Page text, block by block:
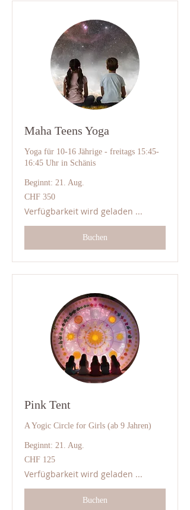
Maha Teens Yoga
Yoga für 10-16 Jährige - freitags 15:45-
16:45 Uhr in Schänis
Beginnt: 21. Aug.
350
Schweizer
Franken
CHF 350
Verfügbarkeit wird geladen ...
Buchen
Pink Tent
A Yogic Circle for Girls (ab 9 Jahren)
Beginnt: 21. Aug.
125
Schweizer
CHF 125
Verfügbarkeit wird geladen ...
Buchen